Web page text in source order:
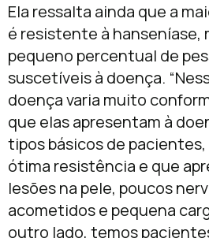
Ela ressalta ainda que a
é resistente à hanseníase,
pequeno percentual de
suscetíveis à doença.
doença varia muito
que elas apresentam à
tipos básicos de
ótima resistência e que
lesões na pele, poucos
acometidos e pequena
outro lado, temos